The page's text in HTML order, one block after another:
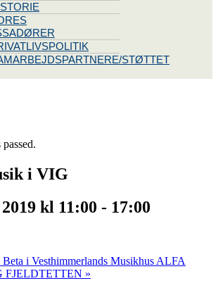
STØTTET
i VIG
kl 11:00 - 17:00
i Vesthimmerlands Musikhus ALFA
FJELDTETTEN »